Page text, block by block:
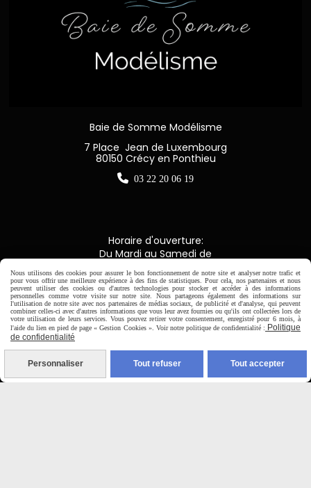
Baie de Somme Modélisme
7 Place Jean de Luxembourg
80150 Crécy en Ponthieu
 03 22 20 06 19
Horaire d'ouverture:
Du Mardi au Samedi de
9H00 - 12H30 / 14H00-18H30

Paiement sécurisé
CB Crédit Agricole
Nous utilisons des cookies pour assurer le bon fonctionnement de notre site et analyser notre trafic et
pour vous offrir une meilleure expérience à des fins de statistiques. Pour cela, nos partenaires et nous
peuvent utiliser des cookies ou d'autres technologies pour stocker et accéder à des informations
personnelles comme votre visite sur notre site. Nous partageons également des informations sur
l'utilisation de notre site avec nos partenaires de médias sociaux, de publicité et d'analyse, qui peuvent
combiner celles-ci avec d'autres informations que vous leur avez fournies ou qu'ils ont collectées lors de
votre utilisation de leurs services. Vous pouvez retirer votre consentement, enregistré pour 6 mois, à
l'aide du lien en pied de page « Gestion Cookies ». Voir notre politique de confidentialité : Politique
de confidentialité
Personnaliser Tout refuser Tout accepter